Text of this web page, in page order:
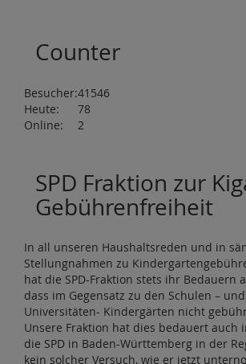
Counter
Besucher:41546
Heute:
78
Online:
2
SPD Fraktion zur
Gebührenfreiheit
In all unseren Haushaltsreden und in
Stellungnahmen zu
hat die SPD-Fraktion stets ihr Bedauern
dass im Gegensatz zu den Schulen –
Universitäten- Kindergärten nicht
Unsere Fraktion hat dies bedauert auch
die SPD in Baden-Württemberg in der
kein solcher Versuch, wie er jetzt